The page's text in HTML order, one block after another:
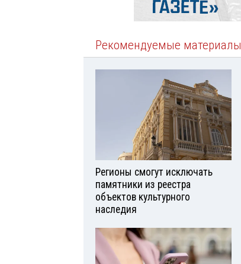
Рекомендуемые материалы
Регионы смогут исключать
памятники из реестра
объектов культурного
наследия